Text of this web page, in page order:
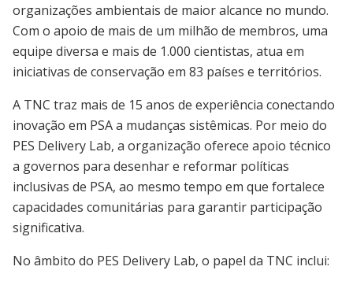
organizações ambientais de maior alcance no mundo.
Com o apoio de mais de um milhão de membros, uma
equipe diversa e mais de 1.000 cientistas, atua em
iniciativas de conservação em 83 países e territórios.
A TNC traz mais de 15 anos de experiência conectando
inovação em PSA a mudanças sistêmicas. Por meio do
PES Delivery Lab, a organização oferece apoio técnico
a governos para desenhar e reformar políticas
inclusivas de PSA, ao mesmo tempo em que fortalece
capacidades comunitárias para garantir participação
significativa.
No âmbito do PES Delivery Lab, o papel da TNC inclui: